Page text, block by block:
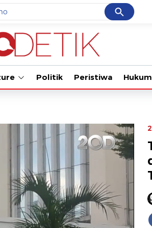
Cancel
dicari
Tonton kabar terbaru
Politik Peristiwa Hukum